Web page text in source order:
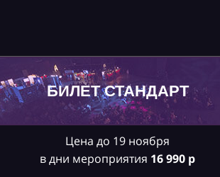
БИЛЕТ СТАНДАРТ
Цена до 19 ноября
в дни мероприятия 16990 р